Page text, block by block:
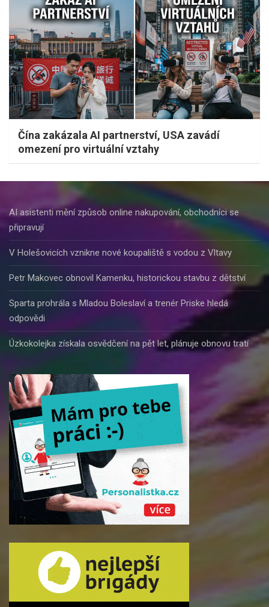
Čína zakázala AI partnerství, USA zavádí
omezení pro virtuální vztahy
AI asistenti mění způsob online nakupování, obchodníci se
připravují
V Holešovicích vznikne nové koupaliště s vodou z Vltavy
Petr Makovec obnovil Kamenku, historickou stavbu z dětství
Sparta prohrála s Mladou Boleslaví a trenér Priske hledá
odpovědi
Úzkokolejka získala osvědčení na pět let, plánuje obnovu tratí